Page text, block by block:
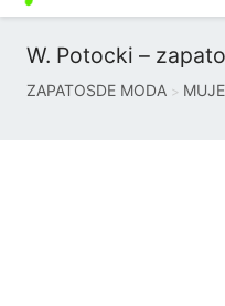
W. Potocki –
ZAPATOSDE MODA